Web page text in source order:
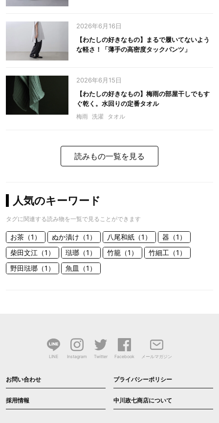
2026年6月16日
【わたしの好きなもの】まるで履いてないよう
な軽さ！「薄手の高密度タックパンツ」
2026年6月15日
【わたしの好きなもの】梅雨の部屋干しでもす
ぐ乾く。水回りの定番タオル
梅雨 洗濯 タオル
読みもの一覧を見る
人気のキーワード
タグに関連する読み物を一覧で見ることができます
お茶（1） ぬか漬け（1） 八尾和紙（1）
器（1）
柴田文江（1）
琺瑯（1） 竹籠（1）
竹細工（1）
野田琺瑯（1）
魚皿（1）
LINE Instagram Twitter Facebook メールマガジン
お問い合わせ プライバシーポリシー
採用情報 中川政七商店について